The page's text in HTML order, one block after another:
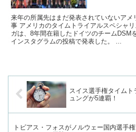
来年の所属先はまだ発表されていないア
事 アメリカのタイムトライアルスペシャ
ガは、8年間在籍したドイツのチームDSM
インスタグラムの投稿で発表した。 ...
スイス選手権タイム
ュングが5連覇！
トビアス・フォスがノルウェー国内選手